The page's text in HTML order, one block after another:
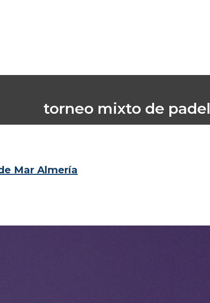
torneo mixto de padel
Mar Almería